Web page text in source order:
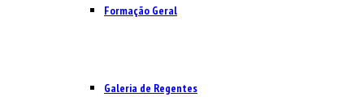
Formação Geral
Galeria de Regentes